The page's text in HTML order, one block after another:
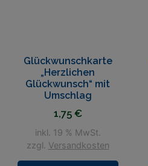
Glückwunschkarte
„Herzlichen
Glückwunsch“ mit
Umschlag
1,75 €
inkl. 19 % MwSt.
zzgl. Versandkosten